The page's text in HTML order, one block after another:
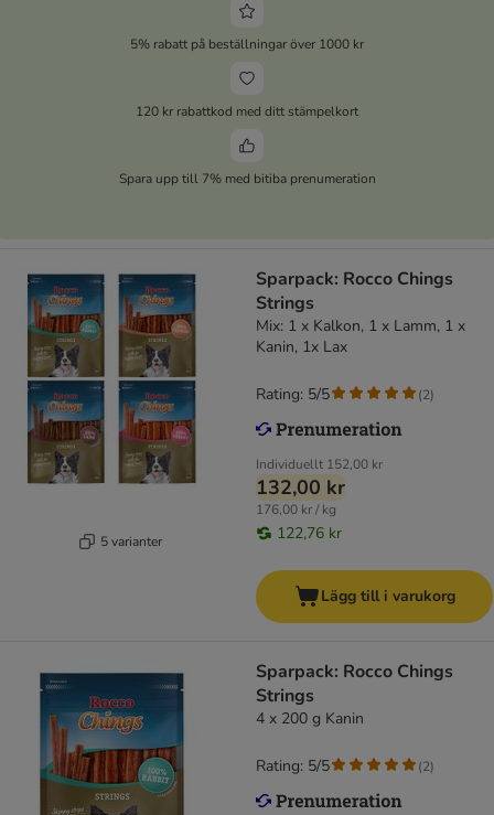
5% rabatt på beställningar över 1000 kr
120 kr rabattkod med ditt stämpelkort
Spara upp till 7% med bitiba prenumeration
5 varianter
Sparpack: Rocco Chings
Strings
Mix: 1 x Kalkon, 1 x Lamm, 1 x
Kanin, 1x Lax
Individuellt 152,00 kr
132,00 kr
176,00 kr / kg
122,76 kr
Rating: 5/5 (2)
Lägg till i varukorg
Sparpack: Rocco Chings
Strings
4 x 200 g Kanin
Rating: 5/5 (2)